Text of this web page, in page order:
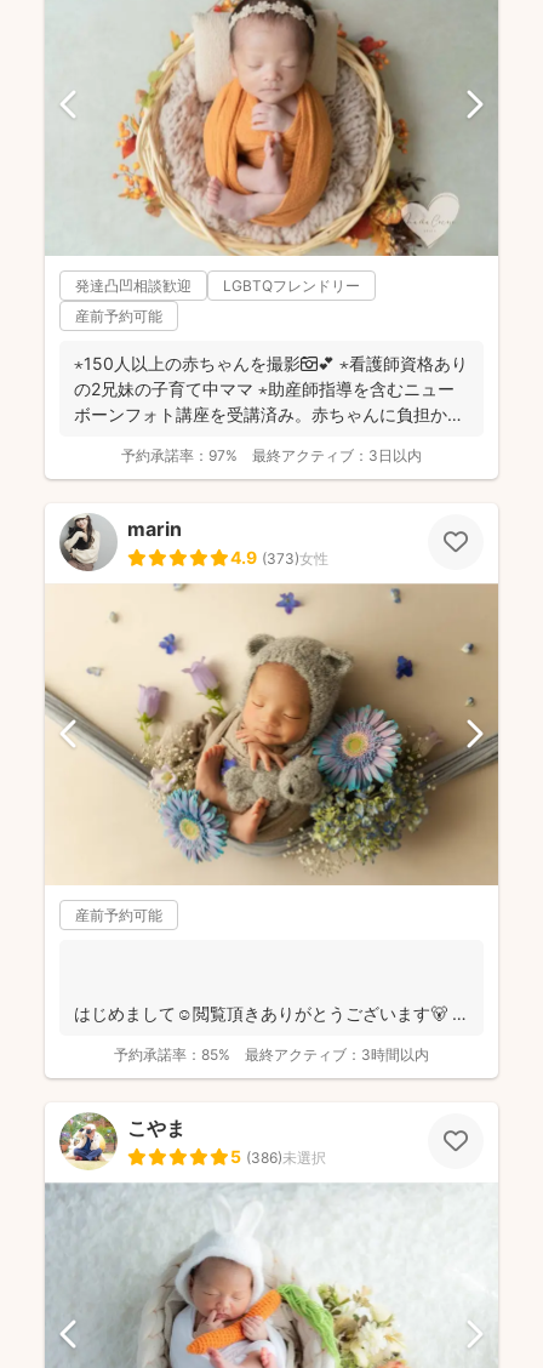
発達凸凹相談歓迎
LGBTQフレンドリー
産前予約可能
⋆150人以上の赤ちゃんを撮影📷💕 ⋆看護師資格あり
の2兄妹の子育て中ママ ⋆助産師指導を含むニュー
ボーンフォト講座を受講済み。赤ちゃんに負担かけ
予約承諾率： 97% 最終アクティブ： 3日以内
marin
4.9 (373)女性
産前予約可能
はじめまして☺️閲覧頂きありがとうございます🐻
予約承諾率： 85% 最終アクティブ： 3時間以内
こやま
5 (386)未選択